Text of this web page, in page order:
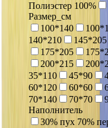
Полиэстер 100%
Размер_см
100*140
140*210
145*205
175*205
200*215
35*110
45*90
60*120
60*60
70*140
70*70
Наполнитель
30% пух 70%